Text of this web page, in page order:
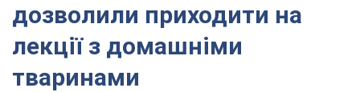
дозволили приходити на
лекції з домашніми
тваринами